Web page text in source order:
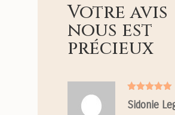
Votre avis
nous est
précieux
Note
sur
5
Sidonie